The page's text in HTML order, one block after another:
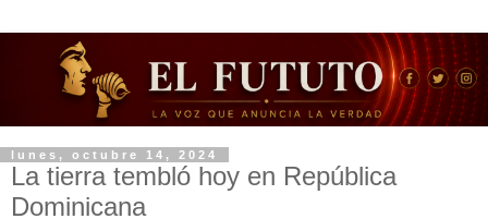
lunes, octubre 14, 2024
La tierra tembló hoy en República
Dominicana